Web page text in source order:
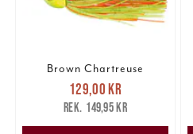
Brown Chartreuse
Nuvarande pris
129,00 krTidigare pris
149,95 kr
129,00 kr
149,95 kr